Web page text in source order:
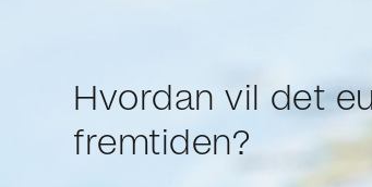
Hvordan vil det
fremtiden?